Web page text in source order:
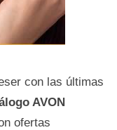
con las últimas
AVON
ofertas